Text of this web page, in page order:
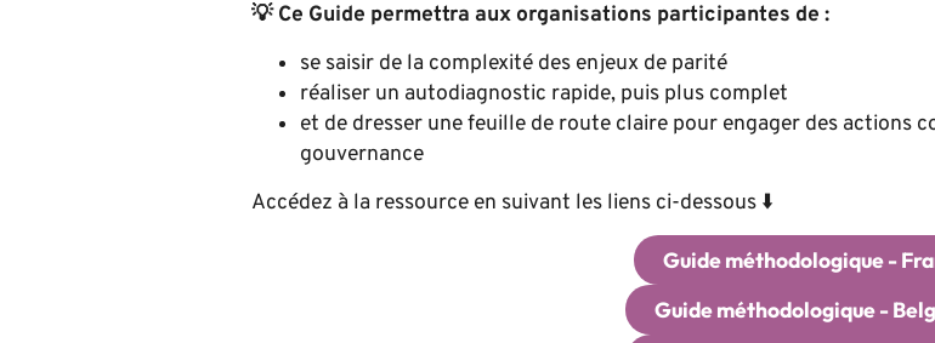
💡 Ce Guide permettra aux organisations participantes de :
se saisir de la complexité des enjeux de parité
réaliser un autodiagnostic rapide, puis plus complet
et de dresser une feuille de route claire pour engager des actions
gouvernance
Accédez à la ressource en suivant les liens ci-dessous ⬇️
Guide méthodologique -
Guide méthodologique -